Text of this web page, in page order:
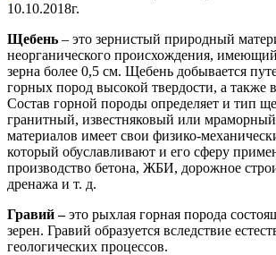
10.10.2018г.
Щебень – это зернистый природный
неорганического происхождения,
зерна более 0,5 см. Щебень добывается
горных пород высокой твердости, а также
Состав горной породы определяет и тип
гранитный, известняковый или
материалов имеет свои физико-
который обуславливают и его сферу
производство бетона, ЖБИ, дорожное
дренажа и т. д.
Гравий –это рыхлая горная порода
зерен. Гравий образуется вследствие
геологических процессов.